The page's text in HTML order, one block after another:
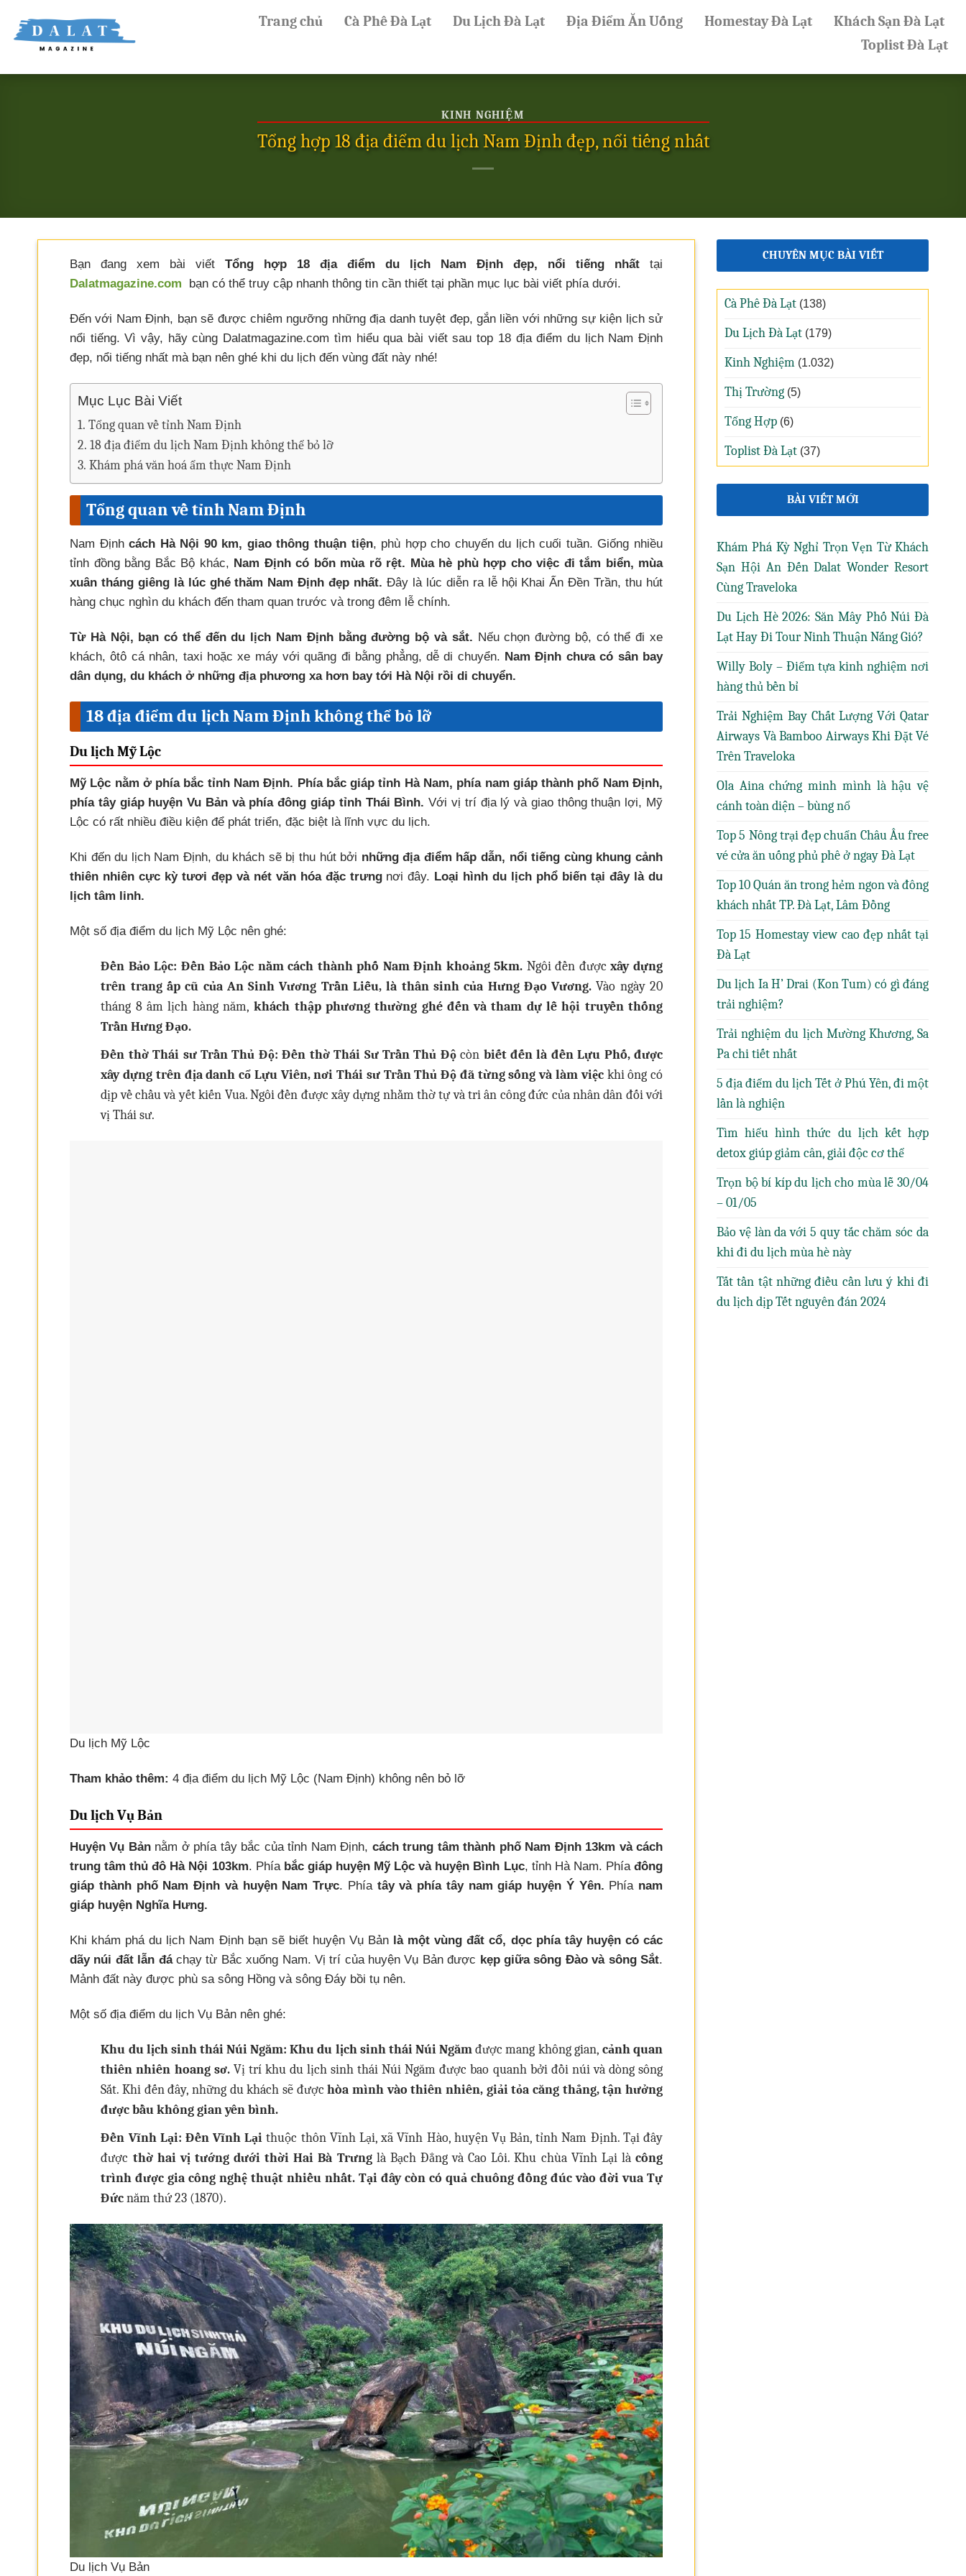
content
Trang chủ Cà Phê Đà Lạt Du Lịch Đà Lạt Địa Điểm Ăn Uống Homestay Đà Lạt
Khách Sạn Đà Lạt
Toplist Đà Lạt
KINH NGHIỆM
Tổng hợp 18 địa điểm du lịch Nam Định đẹp, nổi tiếng nhất
Bạn đang xem bài viết Tổng hợp 18 địa điểm du lịch Nam Định đẹp, nổi tiếng nhất tại
Dalatmagazine.com
bạn có thể truy cập nhanh thông tin cần thiết tại phần mục lục bài viết phía dưới.
Đến với Nam Định, bạn sẽ được chiêm ngưỡng những địa danh tuyệt đẹp, gắn liền với những sự kiện lịch sử
nổi tiếng. Vì vậy, hãy cùng Dalatmagazine.com tìm hiểu qua bài viết sau top 18 địa điểm du lịch Nam Định
đẹp, nổi tiếng nhất mà bạn nên ghé khi du lịch đến vùng đất này nhé!
Mục Lục Bài Viết
Tổng quan về tỉnh Nam Định
18 địa điểm du lịch Nam Định không thể bỏ lỡ
Khám phá văn hoá ẩm thực Nam Định
Tổng quan về tỉnh Nam Định
Nam Địnhcách Hà Nội 90 km, giao thông thuận tiện, phù hợp cho chuyến du lịch cuối tuần. Giống nhiều
tỉnh đồng bằng Bắc Bộ khác, Nam Định có bốn mùa rõ rệt. Mùa hè phù hợp cho việc đi tắm biển, mùa
xuân tháng giêng là lúc ghé thăm Nam Định đẹp nhất. Đây là lúc diễn ra lễ hội Khai Ấn Đền Trần, thu hút
hàng chục nghìn du khách đến tham quan trước và trong đêm lễ chính.
Từ Hà Nội, bạn có thể đến du lịch Nam Định bằng đường bộ và sắt. Nếu chọn đường bộ, có thể đi xe
khách, ôtô cá nhân, taxi hoặc xe máy với quãng đi bằng phẳng, dễ di chuyển. Nam Định chưa có sân bay
dân dụng, du khách ở những địa phương xa hơn bay tới Hà Nội rồi di chuyển.
18 địa điểm du lịch Nam Định không thể bỏ lỡ
Du lịch Mỹ Lộc
Mỹ Lộc nằm ở phía bắc tỉnh Nam Định. Phía bắc giáp tỉnh Hà Nam, phía nam giáp thành phố Nam Định,
phía tây giáp huyện Vu Bản và phía đông giáp tỉnh Thái Bình. Với vị trí địa lý và giao thông thuận lợi, Mỹ
Lộc có rất nhiều điều kiện để phát triển, đặc biệt là lĩnh vực du lịch.
Khi đến du lịch Nam Định, du khách sẽ bị thu hút bởi những địa điểm hấp dẫn, nổi tiếng cùng khung cảnh
thiên nhiên cực kỳ tươi đẹp và nét văn hóa đặc trưngnơi đây. Loại hình du lịch phổ biến tại đây là du
lịch tâm linh.
Một số địa điểm du lịch Mỹ Lộc nên ghé:
Đền Bảo Lộc: Đền Bảo Lộc nằm cách thành phố Nam Định khoảng 5km. Ngôi đền được xây dựng
trên trang ấp cũ của An Sinh Vương Trần Liễu, là thân sinh của Hưng Đạo Vương. Vào ngày 20
tháng 8 âm lịch hàng năm,khách thập phương thường ghé đến và tham dự lễ hội truyền thống
Trần Hưng Đạo.
Đền thờ Thái sư Trần Thủ Độ: Đền thờ Thái Sư Trần Thủ Độcòn biết đến là đền Lựu Phố, được
xây dựng trên địa danh cổ Lựu Viên, nơi Thái sư Trần Thủ Độ đã từng sống và làm việckhi ông có
dịp về chầu và yết kiến Vua. Ngôi đền được xây dựng nhằm thờ tự và tri ân công đức của nhân dân đối với
vị Thái sư.
Du lịch Mỹ Lộc
Tham khảo thêm: 4 địa điểm du lịch Mỹ Lộc (Nam Định) không nên bỏ lỡ
Du lịch Vụ Bản
Huyện Vụ Bảnnằm ở phía tây bắc của tỉnh Nam Định, cách trung tâm thành phố Nam Định 13km và cách
trung tâm thủ đô Hà Nội 103km. Phíabắc giáp huyện Mỹ Lộc và huyện Bình Lục, tỉnh Hà Nam. Phíađông
giáp thành phố Nam Định và huyện Nam Trực. Phíatây và phía tây nam giáp huyện Ý Yên. Phía nam
giáp huyện Nghĩa Hưng.
Khi khám phá du lịch Nam Định bạn sẽ biết huyện Vụ Bản là một vùng đất cổ, dọc phía tây huyện có các
dãy núi đất lẫn đáchạy từ Bắc xuống Nam. Vị trí của huyện Vụ Bản được kẹp giữa sông Đào và sông Sắt.
Mảnh đất này được phù sa sông Hồng và sông Đáy bồi tụ nên.
Một số địa điểm du lịch Vụ Bản nên ghé:
Khu du lịch sinh thái Núi Ngăm: Khu du lịch sinh thái Núi Ngămđược mang không gian, cảnh quan
thiên nhiên hoang sơ.Vị trí khu du lịch sinh thái Núi Ngăm được bao quanh bởi đồi núi và dòng sông
Sắt. Khi đến đây, những du khách sẽ đượchòa mình vào thiên nhiên, giải tỏa căng thẳng, tận hưởng
được bầu không gian yên bình.
Đền Vĩnh Lại: Đền Vĩnh Lại thuộc thôn Vĩnh Lại, xã Vĩnh Hào, huyện Vụ Bản, tỉnh Nam Định. Tại đây
được thờ hai vị tướng dưới thời Hai Bà Trưnglà Bạch Đẳng và Cao Lôi. Khu chùa Vĩnh Lại làcông
trình được gia công nghệ thuật nhiều nhất. Tại đây còn có quả chuông đồng đúc vào đời vua Tự
Đứcnăm thứ 23 (1870).
Du lịch Vụ Bản
CHUYÊN MỤC BÀI VIẾT
Cà Phê Đà Lạt (138)
Du Lịch Đà Lạt (179)
Kinh Nghiệm (1.032)
Thị Trường (5)
Tổng Hợp (6)
Toplist Đà Lạt (37)
BÀI VIẾT MỚI
Khám Phá Kỳ Nghỉ Trọn Vẹn Từ Khách
Sạn Hội An Đến Dalat Wonder Resort
Cùng Traveloka
Du Lịch Hè 2026: Săn Mây Phố Núi Đà
Lạt Hay Đi Tour Ninh Thuận Nắng Gió?
Willy Boly – Điểm tựa kinh nghiệm nơi
hàng thủ bền bỉ
Trải Nghiệm Bay Chất Lượng Với Qatar
Airways Và Bamboo Airways Khi Đặt Vé
Trên Traveloka
Ola Aina chứng minh mình là hậu vệ
cánh toàn diện – bùng nổ
Top 5 Nông trại đẹp chuẩn Châu Âu free
vé cửa ăn uống phủ phê ở ngay Đà Lạt
Top 10 Quán ăn trong hẻm ngon và đông
khách nhất TP. Đà Lạt, Lâm Đồng
Top 15 Homestay view cao đẹp nhất tại
Đà Lạt
Du lịch Ia H’ Drai (Kon Tum) có gì đáng
trải nghiệm?
Trải nghiệm du lịch Mường Khương, Sa
Pa chi tiết nhất
5 địa điểm du lịch Tết ở Phú Yên, đi một
lần là nghiện
Tìm hiểu hình thức du lịch kết hợp
detox giúp giảm cân, giải độc cơ thể
Trọn bộ bí kíp du lịch cho mùa lễ 30/04
– 01/05
Bảo vệ làn da với 5 quy tắc chăm sóc da
khi đi du lịch mùa hè này
Tất tần tật những điều cần lưu ý khi đi
du lịch dịp Tết nguyên đán 2024